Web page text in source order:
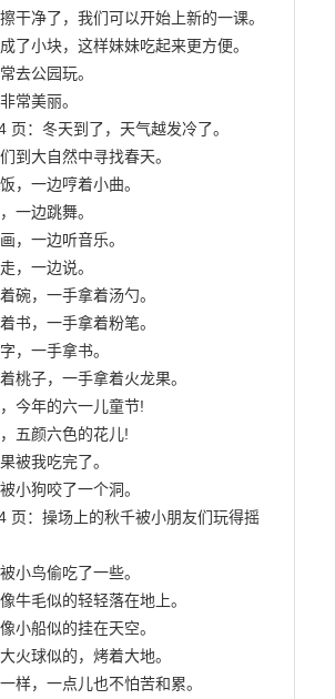
干净了，我们可以开始上新的一课。
了小块，这样妹妹吃起来更方便。
去公园玩。
常美丽。
页：冬天到了，天气越发冷了。
到大自然中寻找春天。
，一边哼着小曲。
一边跳舞。
，一边听音乐。
，一边说。
碗，一手拿着汤勺。
书，一手拿着粉笔。
，一手拿书。
桃子，一手拿着火龙果。
今年的六一儿童节!
五颜六色的花儿!
被我吃完了。
小狗咬了一个洞。
页：操场上的秋千被小朋友们玩得摇
小鸟偷吃了一些。
牛毛似的轻轻落在地上。
小船似的挂在天空。
火球似的，烤着大地。
样，一点儿也不怕苦和累。